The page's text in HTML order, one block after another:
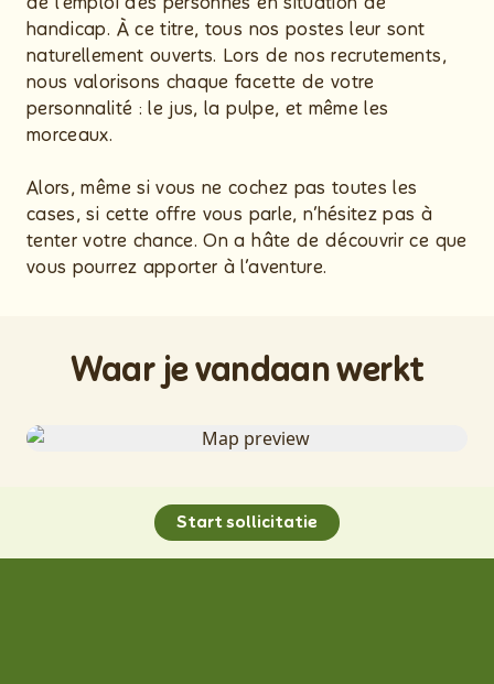
handicap. À ce titre, tous nos postes leur sont
naturellement ouverts. Lors de nos recrutements,
nous valorisons chaque facette de votre
personnalité : le jus, la pulpe, et même les
morceaux.
Alors, même si vous ne cochez pas toutes les
cases, si cette offre vous parle, n’hésitez pas à
tenter votre chance. On a hâte de découvrir ce que
vous pourrez apporter à l’aventure.
Waar je vandaan werkt
Start sollicitatie